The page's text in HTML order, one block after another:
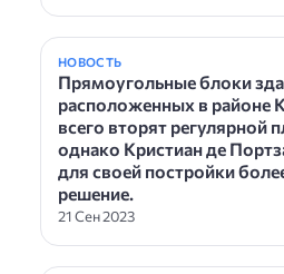
НОВОСТЬ
Прямоугольные блоки
расположенных в районе
всего вторят регулярной
однако Кристиан де
для своей постройки
решение.
21 Сен 2023